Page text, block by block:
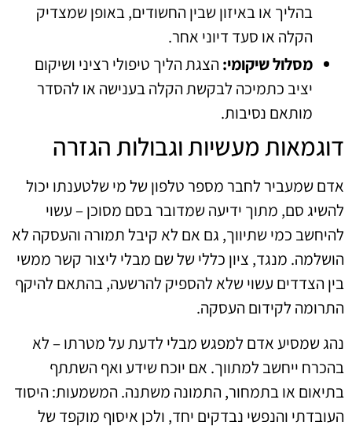
בהליך או באיזון שבין החשודים, באופן שמצדיק
הקלה או סעד דיוני אחר.
מסלול שיקומי: הצגת הליך טיפולי רציני ושיקום
יציב כתמיכה לבקשת הקלה בענישה או להסדר
מותאם נסיבות.
דוגמאות מעשיות וגבולות הגזרה
אדם שמעביר לחבר מספר טלפון של מי שלטענתו יכול
להשיג סם, מתוך ידיעה שמדובר בסם מסוכן – עשוי
להיחשב כמי שתיווך, גם אם לא קיבל תמורה והעסקה לא
הושלמה. מנגד, ציון כללי של שם מבלי ליצור קשר ממשי
בין הצדדים עשוי שלא להספיק להרשעה, בהתאם להיקף
התרומה לקידום העסקה.
נהג שמסיע אדם למפגש מבלי לדעת על מטרתו – לא
בהכרח ייחשב למתווך. אם יוכח שידע ואף השתתף
בתיאום או בתמחור, התמונה משתנה. המשמעות: היסוד
העובדתי והנפשי נבדקים יחד, ולכן איסוף מוקפד של